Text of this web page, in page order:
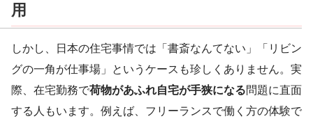
用
しかし、日本の住宅事情では「書斎なんてない」「リビン
グの一角が仕事場」というケースも珍しくありません。実
際、在宅勤務で荷物があふれ自宅が手狭になる問題に直面
する人もいます。例えば、フリーランスで働く方の体験で